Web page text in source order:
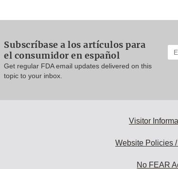
Subscríbase a los artículos para
el consumidor en español
Get regular FDA email updates delivered on this
topic to your inbox.
Visitor
Website Policies
No FEAR